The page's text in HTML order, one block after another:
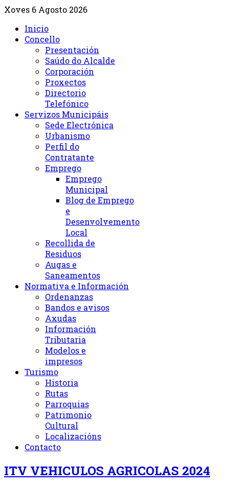
Xoves 6 Agosto 2026
Inicio
Concello
Presentación
Saúdo do Alcalde
Corporación
Proxectos
Directorio
Telefónico
Servizos Municipáis
Sede Electrónica
Urbanismo
Perfil do
Contratante
Emprego
Emprego
Municipal
Blog de Emprego
e
Desenvolvemento
Local
Recollida de
Residuos
Augas e
Saneamentos
Normativa e Información
Ordenanzas
Bandos e avisos
Axudas
Información
Tributaria
Modelos e
impresos
Turismo
Historia
Rutas
Parroquias
Patrimonio
Cultural
Localizacións
Contacto
ITV VEHICULOS AGRICOLAS 2024